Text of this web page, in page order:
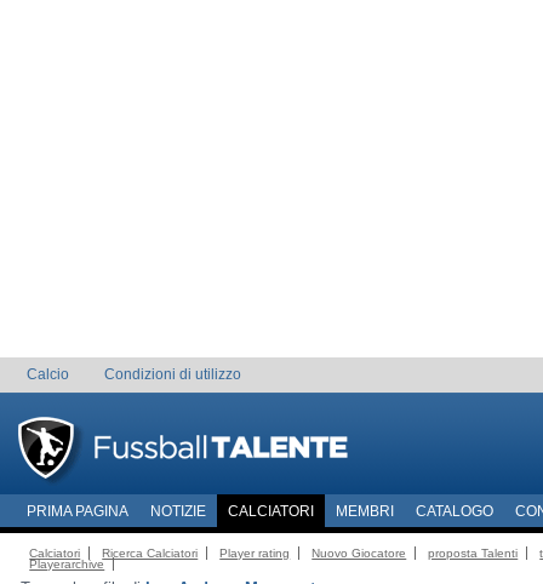
Calcio Condizioni di utilizzo
PRIMA PAGINA NOTIZIE CALCIATORI MEMBRI CATALOGO
Calciatori Ricerca Calciatori Player rating Nuovo Giocatore proposta Talenti
Playerarchive